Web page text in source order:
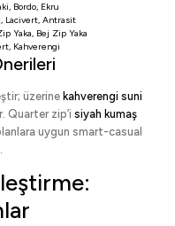
, Bordo, Ekru
, Lacivert, Antrasit
Yaka, Bej Zip Yaka
, Kahverengi
üzerine kahverengi suni
Quarter zip’i siyah kumaş
uygun smart-casual